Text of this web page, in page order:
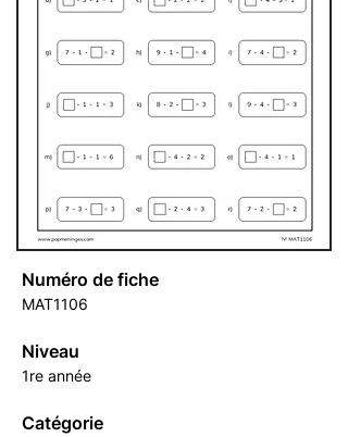
Numéro de fiche
MAT1106
Niveau
1re année
Catégorie